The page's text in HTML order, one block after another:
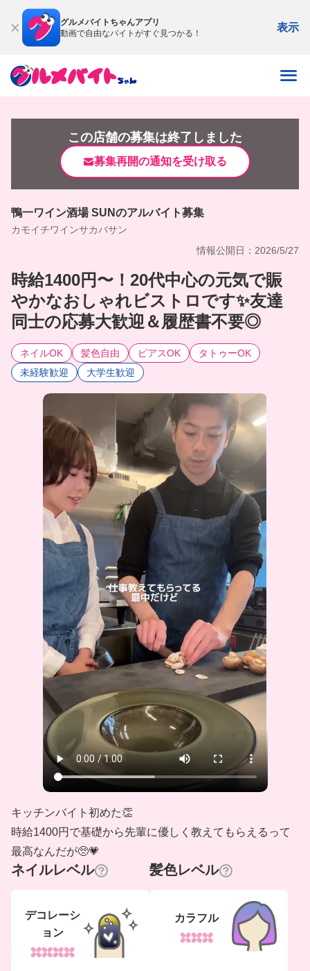
グルメバイトちゃんアプリ
動画で自由なバイトがすぐ見つかる！
表示
この店舗の募集は終了しました
募集再開の通知を受け取る
鴨一ワイン酒場 SUNのアルバイト募集
カモイチワインサカバサン
情報公開日：2026/5/27
時給1400円〜！20代中心の元気で賑
やかなおしゃれビストロです✨友達
同士の応募大歓迎＆履歴書不要◎
ネイルOK 髪色自由 ピアスOK
タトゥーOK
未経験歓迎
大学生歓迎
キッチンバイト初めた👏
時給1400円で基礎から先輩に優しく教えてもらえるって
最高なんだが🥺💗
ネイルレベル
デコレーシ
ョン
髪色レベル
カラフル